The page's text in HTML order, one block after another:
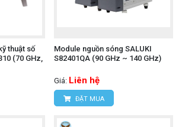
thuật số
(70 GHz,
Module nguồn sóng SALUKI
S82401QA (90 GHz ~ 140 GHz)
Giá: Liên hệ
ĐẶT MUA